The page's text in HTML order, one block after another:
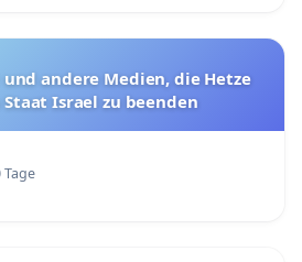
und andere Medien, die Hetze
Israel zu beenden